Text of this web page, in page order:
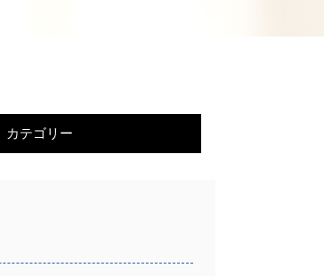
カテゴリー